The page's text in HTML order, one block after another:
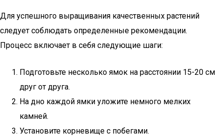
Для успешного выращивания качественных растений
следует соблюдать определенные рекомендации.
Процесс включает в себя следующие шаги:
Подготовьте несколько ямок на расстоянии 15-20 см
друг от друга.
На дно каждой ямки уложите немного мелких
камней.
Установите корневище с побегами.